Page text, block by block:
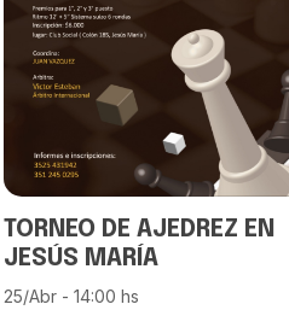
TORNEO DE AJEDREZ EN
JESÚS MARÍA
25/Abr - 14:00 hs